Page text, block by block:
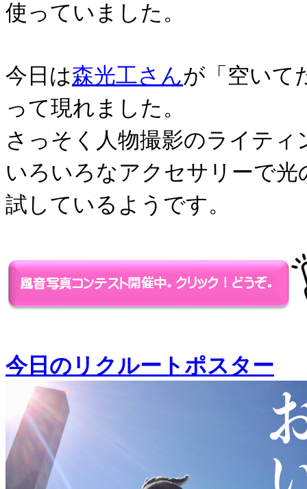
使っていました。
今日は森光工さんが「空いて
って現れました。
さっそく人物撮影のライティ
いろいろなアクセサリーで光
試しているようです。
今日のリクルートポスター